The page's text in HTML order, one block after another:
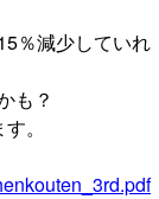
％減少していれ
も？
。